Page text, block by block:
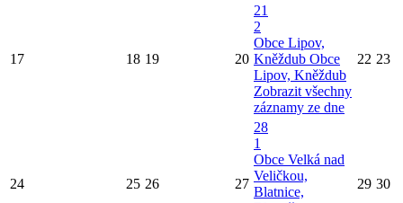
17 18 19 20
21
2
Obce Lipov,
Kněždub Obce
Lipov, Kněždub
Zobrazit všechny
záznamy ze dne
22 23
24 25 26 27
28
1
Obce Velká nad
Veličkou,
Blatnice,
29 30